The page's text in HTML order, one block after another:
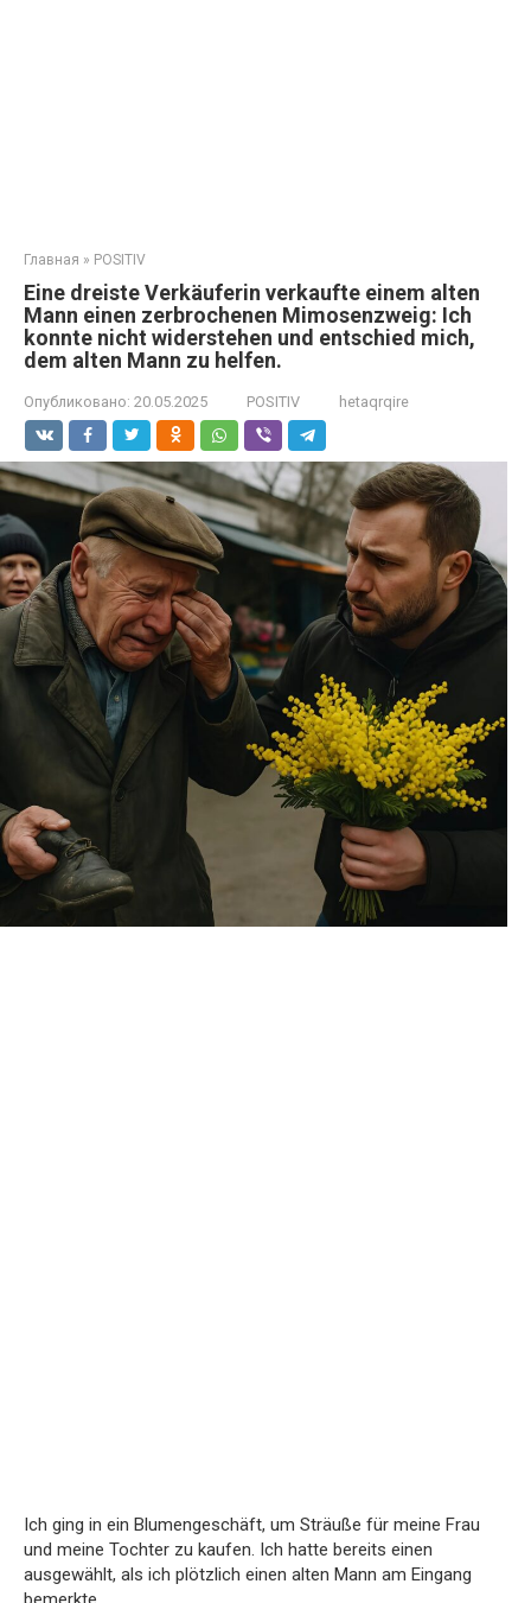
Главная » POSITIV
Eine dreiste Verkäuferin verkaufte einem alten
Mann einen zerbrochenen Mimosenzweig: Ich
konnte nicht widerstehen und entschied mich,
dem alten Mann zu helfen.
Опубликовано: 20.05.2025 POSITIV hetaqrqire
Ich ging in ein Blumengeschäft, um Sträuße für meine Frau
und meine Tochter zu kaufen. Ich hatte bereits einen
ausgewählt, als ich plötzlich einen alten Mann am Eingang